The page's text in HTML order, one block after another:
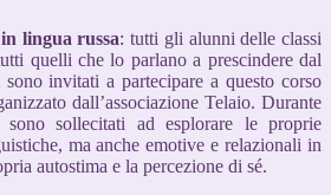
lingua russa: tutti gli alunni delle classi
quelli che lo parlano a prescindere dal
invitati a partecipare a questo corso
dall’associazione Telaio. Durante
sollecitati ad esplorare le proprie
ma anche emotive e relazionali in
autostima e la percezione di sé.